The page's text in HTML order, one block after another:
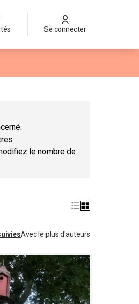
Se connecter
le nombre de
Avec le plus d'auteurs